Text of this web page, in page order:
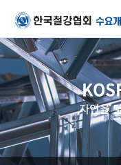
자연을